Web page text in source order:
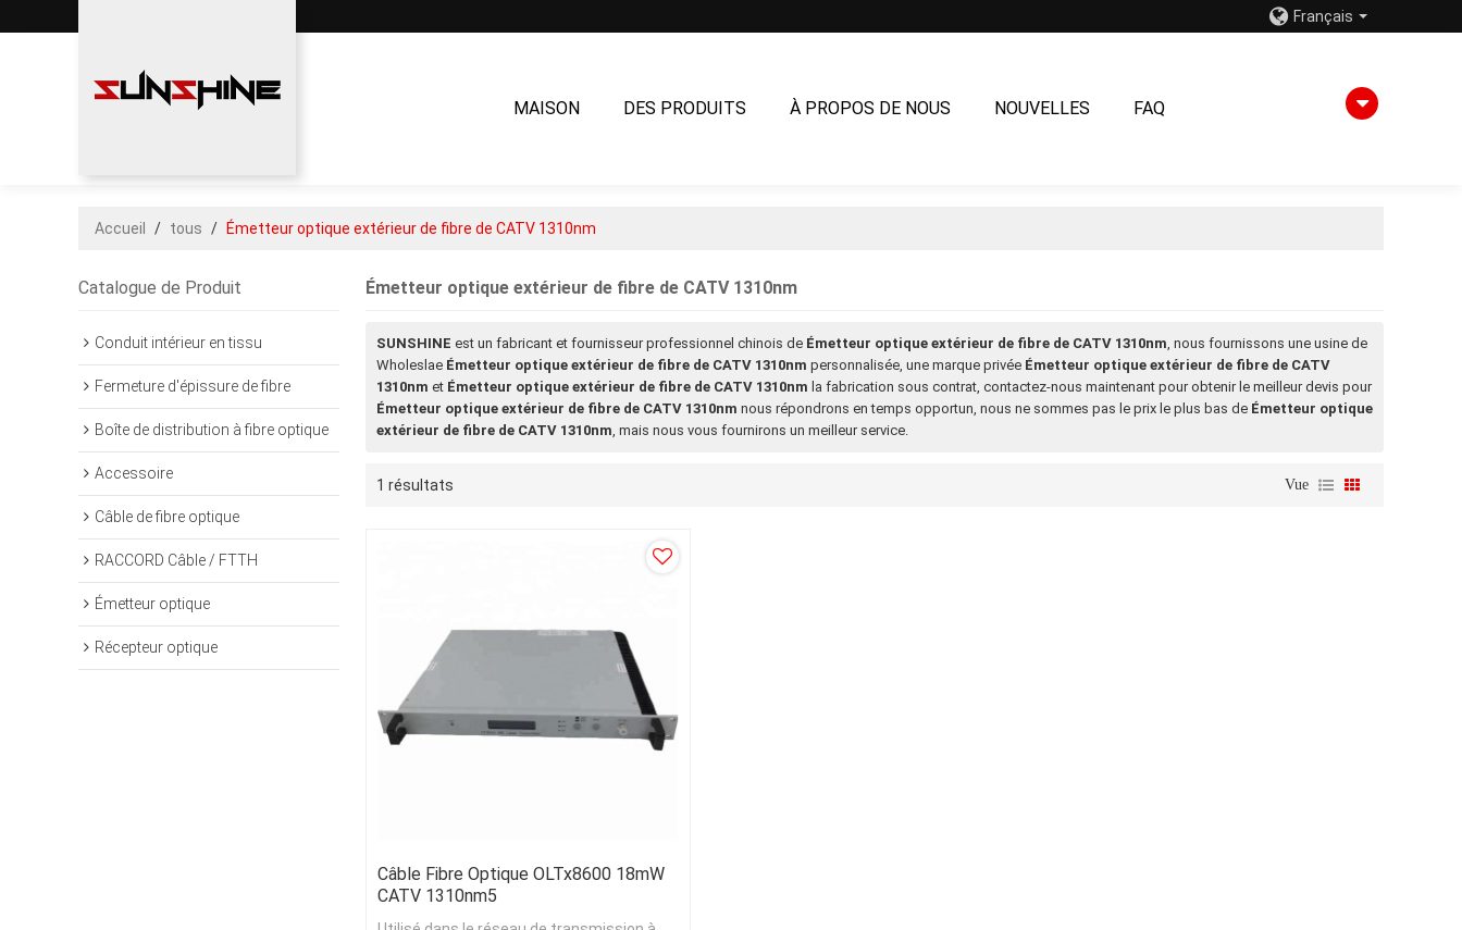
Français
MAISON DES PRODUITS À PROPOS DE NOUS NOUVELLES FAQ
Accueil / tous / Émetteur optique extérieur de fibre de CATV 1310nm
Catalogue de Produit
Conduit intérieur en tissu
Fermeture d'épissure de fibre
Boîte de distribution à fibre optique
Accessoire
Câble de fibre optique
RACCORD Câble / FTTH
Émetteur optique
Récepteur optique
Émetteur optique extérieur de fibre de CATV 1310nm
SUNSHINE est un fabricant et fournisseur professionnel chinois de Émetteur optique extérieur de fibre de CATV 1310nm, nous fournissons une usine de
Wholeslae Émetteur optique extérieur de fibre de CATV 1310nm personnalisée, une marque privée Émetteur optique extérieur de fibre de CATV
1310nm et Émetteur optique extérieur de fibre de CATV 1310nm la fabrication sous contrat, contactez-nous maintenant pour obtenir le meilleur devis pour
Émetteur optique extérieur de fibre de CATV 1310nm nous répondrons en temps opportun, nous ne sommes pas le prix le plus bas de Émetteur optique
extérieur de fibre de CATV 1310nm, mais nous vous fournirons un meilleur service.
1 résultats Vue
Câble Fibre Optique OLTx8600 18mW
CATV 1310nm5